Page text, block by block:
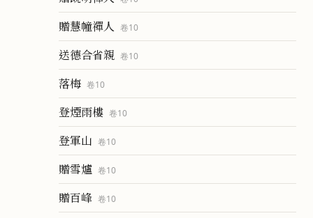
贈慧幢禪人 卷10
送德合省親 卷10
落梅 卷10
登煙雨樓 卷10
登軍山 卷10
贈雪爐 卷10
贈百峰 卷10